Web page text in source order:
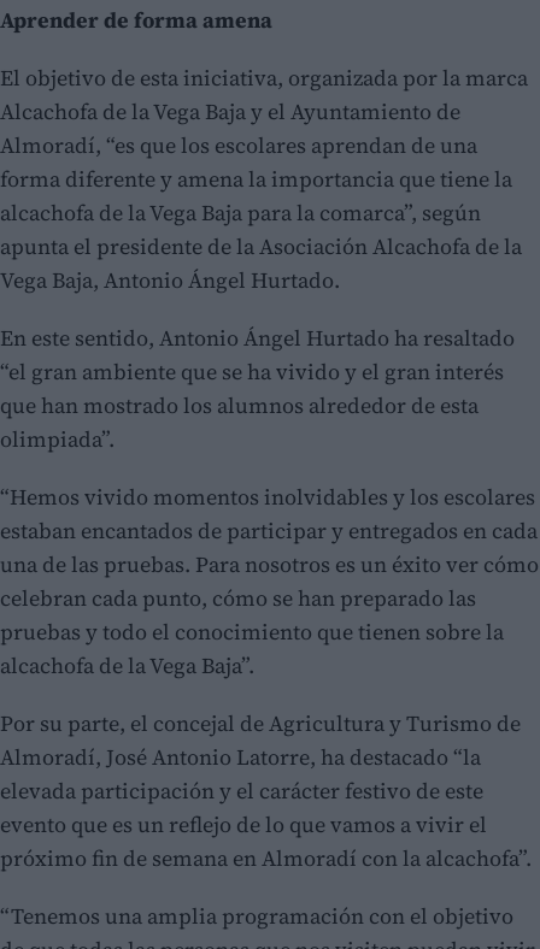
Aprender de forma amena
El objetivo de esta iniciativa, organizada por la marca
Alcachofa de la Vega Baja y el Ayuntamiento de
Almoradí, “es que los escolares aprendan de una
forma diferente y amena la importancia que tiene la
alcachofa de la Vega Baja para la comarca”, según
apunta el presidente de la Asociación Alcachofa de la
Vega Baja, Antonio Ángel Hurtado.
En este sentido, Antonio Ángel Hurtado ha resaltado
“el gran ambiente que se ha vivido y el gran interés
que han mostrado los alumnos alrededor de esta
olimpiada”.
“Hemos vivido momentos inolvidables y los escolares
estaban encantados de participar y entregados en cada
una de las pruebas. Para nosotros es un éxito ver cómo
celebran cada punto, cómo se han preparado las
pruebas y todo el conocimiento que tienen sobre la
alcachofa de la Vega Baja”.
Por su parte, el concejal de Agricultura y Turismo de
Almoradí, José Antonio Latorre, ha destacado “la
elevada participación y el carácter festivo de este
evento que es un reflejo de lo que vamos a vivir el
próximo fin de semana en Almoradí con la alcachofa”.
“Tenemos una amplia programación con el objetivo